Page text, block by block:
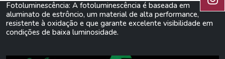
Fotoluminescência: A fotoluminescência é baseada em
aluminato de estrôncio, um material de alta performance,
resistente à oxidação e que garante excelente visibilidade em
condições de baixa luminosidade.